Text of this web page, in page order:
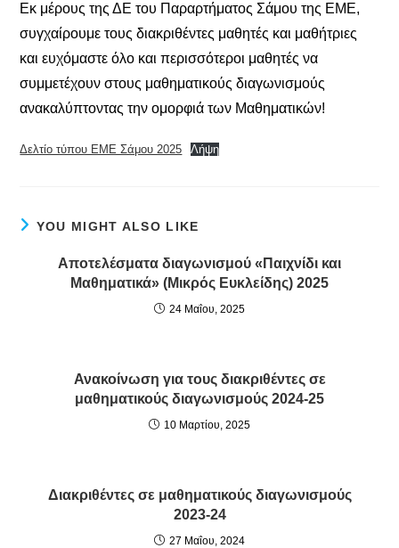
Εκ μέρους της ΔΕ του Παραρτήματος Σάμου της ΕΜΕ,
συγχαίρουμε τους διακριθέντες μαθητές και μαθήτριες
και ευχόμαστε όλο και περισσότεροι μαθητές να
συμμετέχουν στους μαθηματικούς διαγωνισμούς
ανακαλύπτοντας την ομορφιά των Μαθηματικών!
Δελτίο τύπου ΕΜΕ Σάμου 2025 Λήψη
YOU MIGHT ALSO LIKE
Αποτελέσματα διαγωνισμού «Παιχνίδι και
Μαθηματικά» (Μικρός Ευκλείδης) 2025
24 Μαΐου, 2025
Ανακοίνωση για τους διακριθέντες σε
μαθηματικούς διαγωνισμούς 2024-25
10 Μαρτίου, 2025
Διακριθέντες σε μαθηματικούς διαγωνισμούς
2023-24
27 Μαΐου, 2024